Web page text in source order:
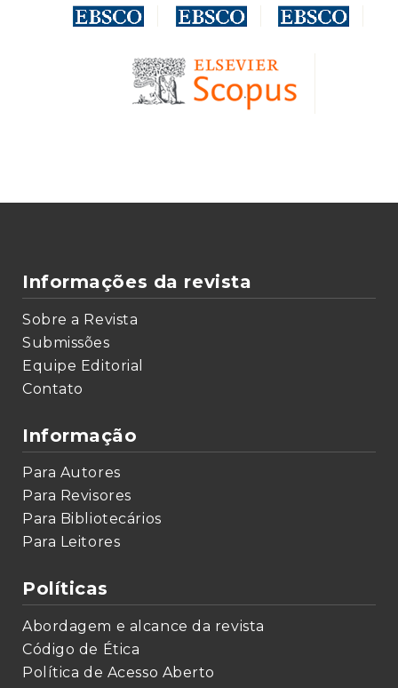
Informações da revista
Sobre a Revista
Submissões
Equipe Editorial
Contato
Informação
Para Autores
Para Revisores
Para Bibliotecários
Para Leitores
Políticas
Abordagem e alcance da revista
Código de Ética
Política de Acesso Aberto